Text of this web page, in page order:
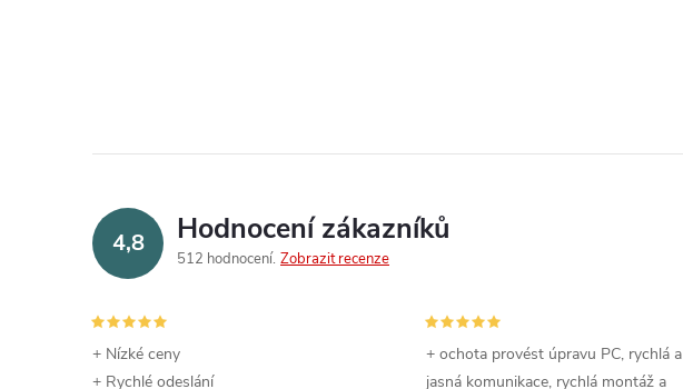
4,8 Hodnocení zákazníků
512 hodnocení Zobrazit recenze
+ Nízké ceny
+ Rychlé odeslání
+ ochota provést úpravu PC, rychlá a
jasná komunikace, rychlá montáž a